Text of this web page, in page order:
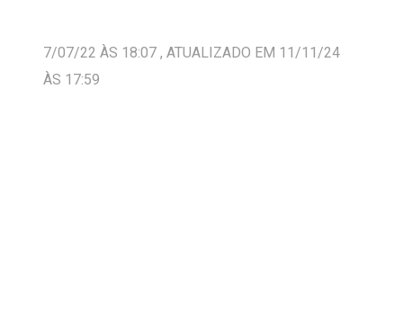
7/07/22 ÀS 18:07 , ATUALIZADO EM 11/11/24
ÀS 17:59